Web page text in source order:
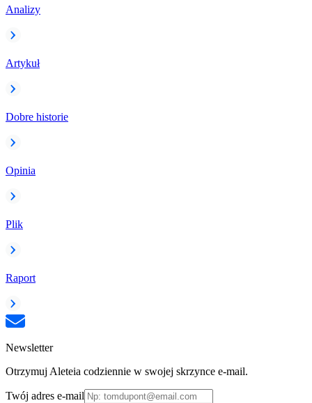
Analizy
Artykuł
Dobre historie
Opinia
Plik
Raport
Newsletter
Otrzymuj Aleteia codziennie w swojej skrzynce e-mail.
Twój adres e-mail